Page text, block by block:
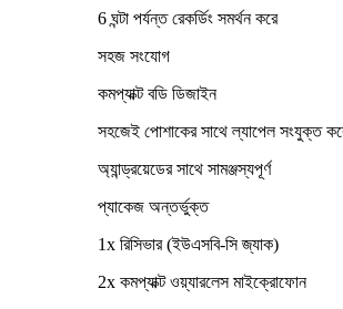
6 ঘন্টা পর্যন্ত রেকর্ডিং সমর্থন করে
সহজ সংযোগ
কমপ্যাক্ট বডি ডিজাইন
সহজেই পোশাকের সাথে ল্যাপেল সংযুক্ত
অ্যান্ড্রয়েডের সাথে সামঞ্জস্যপূর্ণ
প্যাকেজ অন্তর্ভুক্ত
1x রিসিভার (ইউএসবি-সি জ্যাক)
2x কমপ্যাক্ট ওয়্যারলেস মাইক্রোফোন